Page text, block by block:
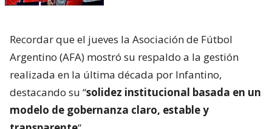
Recordar que el jueves la Asociación de Fútbol
Argentino (AFA) mostró su respaldo a la gestión
realizada en la última década por Infantino,
destacando su “solidez institucional basada en un
modelo de gobernanza claro, estable y